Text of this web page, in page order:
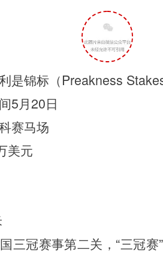
是锦标（Preakness
5月20日
赛马场
美元
国三冠赛事第二关，“三冠